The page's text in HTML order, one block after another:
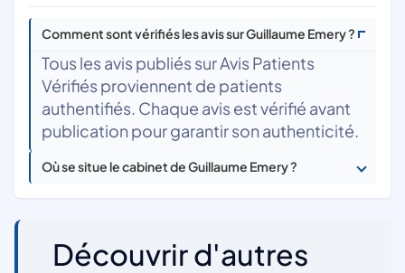
Comment sont vérifiés les avis sur Guillaume Emery ?
Tous les avis publiés sur Avis Patients
Vérifiés proviennent de patients
authentifiés. Chaque avis est vérifié avant
publication pour garantir son authenticité.
Où se situe le cabinet de Guillaume Emery ?
Découvrir d'autres